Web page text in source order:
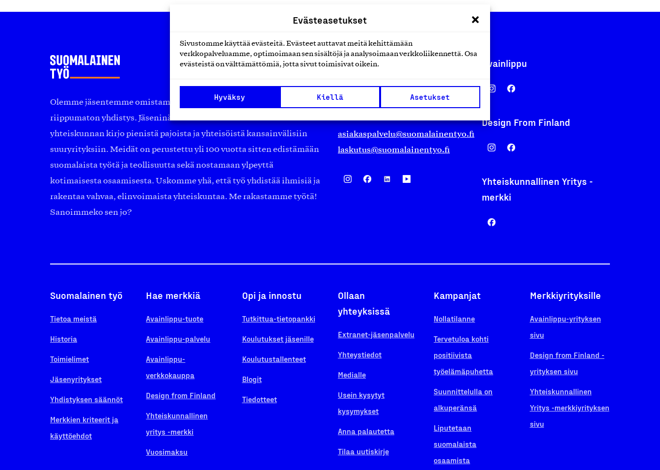
Evästeasetukset
Sivustomme käyttää evästeitä. Evästeet auttavat meitä kehittämään
verkkopalveluamme, optimoimaan sen sisältöjä ja analysoimaan verkkoliikennettä. Osa
evästeistä on välttämättömiä, jotta sivut toimisivat oikein.
Hyväksy Kiellä Asetukset
Olemme jäsentemme omistama puolueeton, työmarkkinajärjestöistä
riippumaton yhdistys. Jäseninämme on koko suomalaisen
yhteiskunnan kirjo pienistä pajoista ja yhteisöistä kansainvälisiin
suuryrityksiin. Meidät on perustettu yli 100 vuotta sitten edistämään
suomalaista työtä ja teollisuutta sekä nostamaan ylpeyttä
kotimaisesta osaamisesta. Uskomme yhä, että työ yhdistää ihmisiä ja
rakentaa vahvaa, elinvoimaista yhteiskuntaa. Me rakastamme työtä!
Sanoimmeko sen jo?
Suomalainen työ ry
Eteläranta 14,
00130 Helsinki
asiakaspalvelu@suomalainentyo.fi
laskutus@suomalainentyo.fi
Avainlippu
Design From Finland
Yhteiskunnallinen Yritys -
merkki
Suomalainen työ
Tietoa meistä
Historia
Toimielimet
Jäsenyritykset
Yhdistyksen säännöt
Merkkien kriteerit ja
käyttöehdot
Hae merkkiä
Avainlippu-tuote
Avainlippu-palvelu
Avainlippu-
verkkokauppa
Design from Finland
Yhteiskunnallinen
yritys -merkki
Vuosimaksu
Opi ja innostu
Tutkittua-tietopankki
Koulutukset jäsenille
Koulutustallenteet
Blogit
Tiedotteet
Ollaan
yhteyksissä
Extranet-jäsenpalvelu
Yhteystiedot
Medialle
Usein kysytyt
kysymykset
Anna palautetta
Tilaa uutiskirje
Kampanjat
Nollatilanne
Tervetuloa kohti
positiivista
työelämäpuhetta
Suunnittelulla on
alkuperänsä
Liputetaan
suomalaista
osaamista
Merkkiyrityksille
Avainlippu-yrityksen
sivu
Design from Finland -
yrityksen sivu
Yhteiskunnallinen
Yritys -merkkiyrityksen
sivu